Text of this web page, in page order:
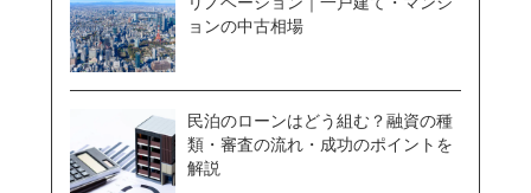
ョンの中古相場
民泊のローンはどう組む？融資の種
類・審査の流れ・成功のポイントを
解説